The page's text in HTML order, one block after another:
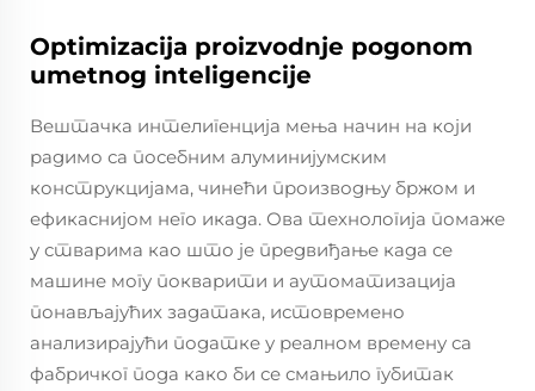
Optimizacija proizvodnje pogonom
umetnog inteligencije
Вештачка интелигенција мења начин на који
радимо са посебним алуминијумским
конструкцијама, чинећи производњу бржом и
ефикаснијом него икада. Ова технологија помаже
у стварима као што је предвиђање када се
машине могу покварити и аутоматизација
понављајућих задатака, истовремено
анализирајући податке у реалном времену са
фабричког пода како би се смањило губитак